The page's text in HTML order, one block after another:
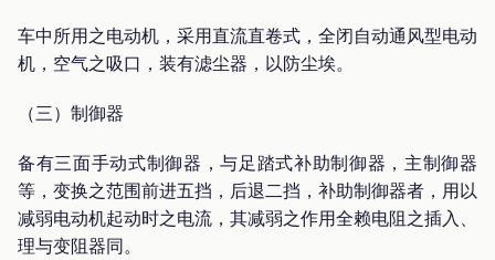
车中所用之电动机，采用直流直卷式，全闭自动通风型电动
机，空气之吸口，装有滤尘器，以防尘埃。
（三）制御器
备有三面手动式制御器，与足踏式补助制御器，主制御器
等，变换之范围前进五挡，后退二挡，补助制御器者，用以
减弱电动机起动时之电流，其减弱之作用全赖电阻之插入、
理与变阻器同。